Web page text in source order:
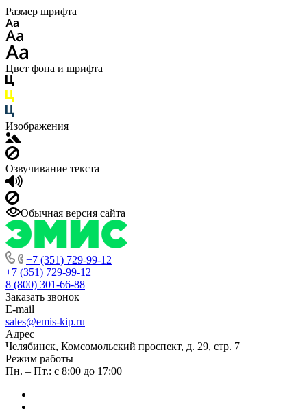
Размер шрифта
Цвет фона и шрифта
Изображения
Озвучивание текста
Обычная версия сайта
+7 (351) 729-99-12
+7 (351) 729-99-12
8 (800) 301-66-88
Заказать звонок
E-mail
sales@emis-kip.ru
Адрес
Челябинск, Комсомольский проспект, д. 29, стр. 7
Режим работы
Пн. – Пт.: с 8:00 до 17:00